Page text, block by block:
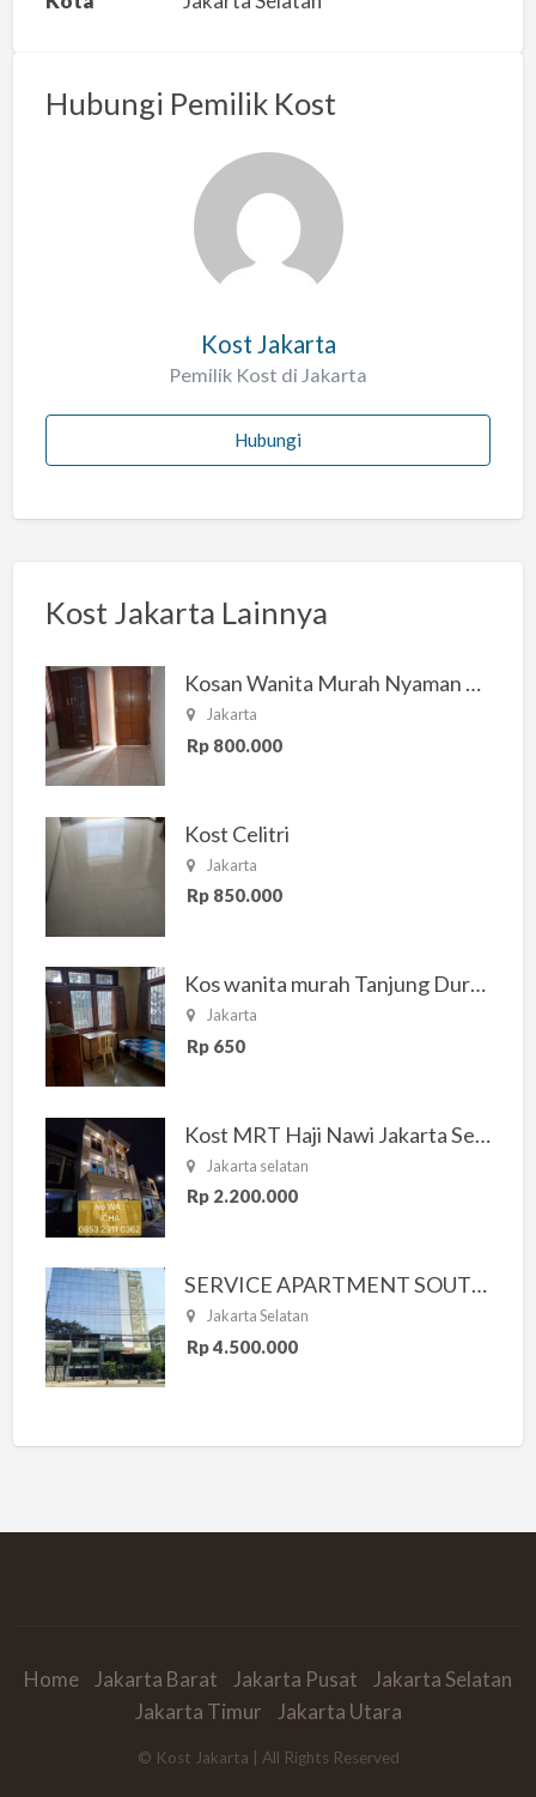
s
Hubungi Pemilik Kost
Kost Jakarta
Pemilik Kost di Jakarta
Hubungi
Kost Jakarta Lainnya
Kosan Wanita Murah Nyaman di Jakarta Selatan
Jakarta
Rp 800.000
Kost Celitri
Jakarta
Rp 850.000
Kos wanita murah Tanjung Duren Jakarta Barat
Jakarta
Rp 650
Kost MRT Haji Nawi Jakarta Selatan
Jakarta selatan
Rp 2.200.000
SERVICE APARTMENT SOUTH RESIDENCE
Jakarta Selatan
Rp 4.500.000
Home Jakarta Barat Jakarta Pusat
Jakarta Selatan
Jakarta Timur
Jakarta Utara
© Kost Jakarta | All Rights Reserved